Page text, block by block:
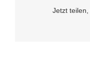
Jetzt